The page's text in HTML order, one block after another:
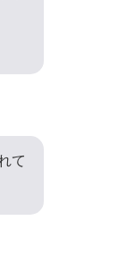
て